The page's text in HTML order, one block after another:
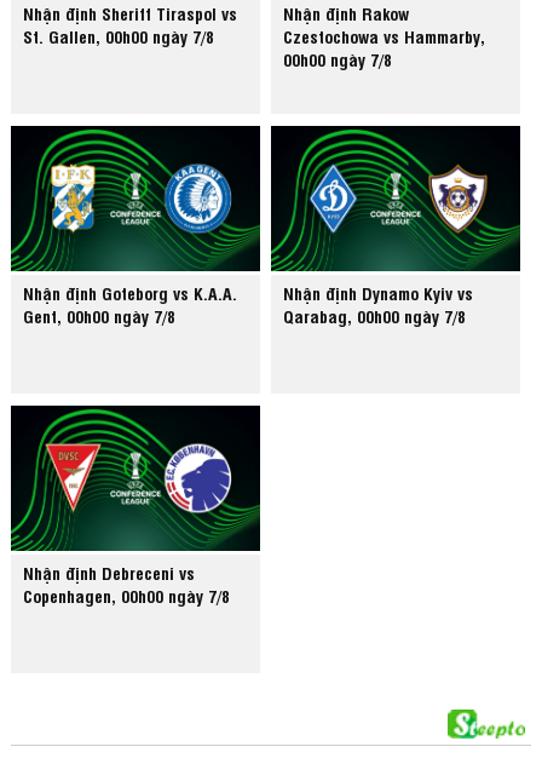
Nhận định Sheriff Tiraspol vs
St. Gallen, 00h00 ngày 7/8
Nhận định Rakow
Czestochowa vs Hammarby,
00h00 ngày 7/8
Nhận định Goteborg vs K.A.A.
Gent, 00h00 ngày 7/8
Nhận định Dynamo Kyiv vs
Qarabag, 00h00 ngày 7/8
Nhận định Debreceni vs
Copenhagen, 00h00 ngày 7/8